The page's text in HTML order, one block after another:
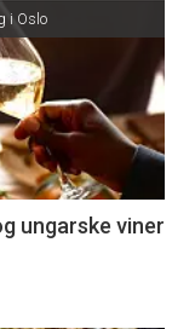
i Oslo
ungarske viner